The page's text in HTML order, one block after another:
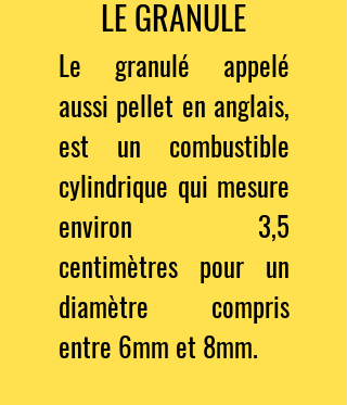
LE GRANULE
Le granulé appelé
aussi pellet en anglais,
est un combustible
cylindrique qui mesure
environ 3,5
centimètres pour un
diamètre compris
entre 6mm et 8mm.